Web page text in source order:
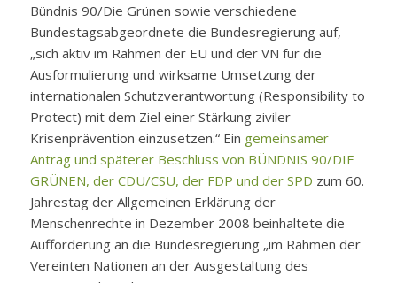
Bündnis 90/Die Grünen sowie verschiedene
Bundestagsabgeordnete die Bundesregierung auf,
„sich aktiv im Rahmen der EU und der VN für die
Ausformulierung und wirksame Umsetzung der
internationalen Schutzverantwortung (Responsibility to
Protect) mit dem Ziel einer Stärkung ziviler
Krisenprävention einzusetzen.“ Ein gemeinsamer
Antrag und späterer Beschluss von BÜNDNIS 90/DIE
GRÜNEN, der CDU/CSU, der FDP und der SPD zum 60.
Jahrestag der Allgemeinen Erklärung der
Menschenrechte in Dezember 2008 beinhaltete die
Aufforderung an die Bundesregierung „im Rahmen der
Vereinten Nationen an der Ausgestaltung des